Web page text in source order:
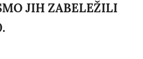
JIH ZABELEŽILI